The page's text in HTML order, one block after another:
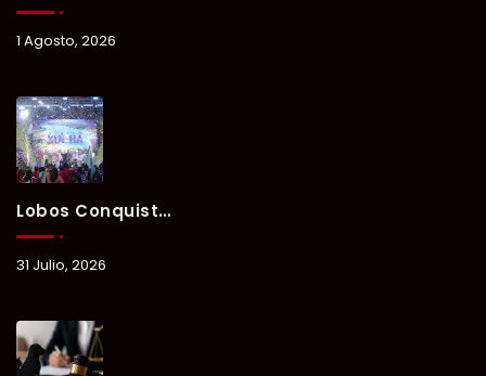
1 Agosto, 2026
Lobos Conquista La Primera Competencia Del Verano Xul-Há 2026 En Una Noche Llena De Talento Y Energía.
31 Julio, 2026